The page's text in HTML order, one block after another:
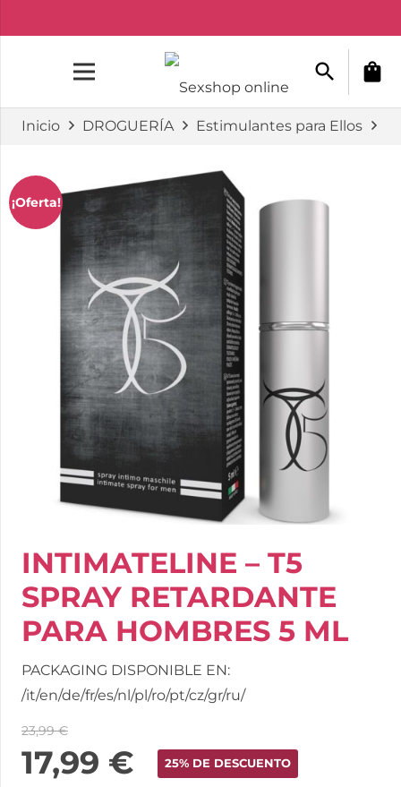
search shopping_bag
Inicio DROGUERÍA Estimulantes para Ellos
¡Oferta!
INTIMATELINE – T5
SPRAY RETARDANTE
PARA HOMBRES 5 ML
PACKAGING DISPONIBLE EN:
/it/en/de/fr/es/nl/pl/ro/pt/cz/gr/ru/
23,99€
17,99 € 25% DE DESCUENTO